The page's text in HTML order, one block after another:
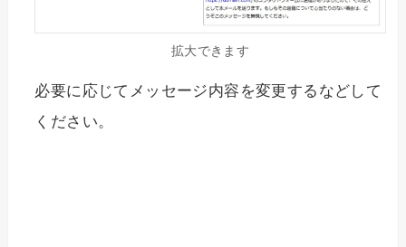
拡大できます
必要に応じてメッセージ内容を変更するなどして
ください。